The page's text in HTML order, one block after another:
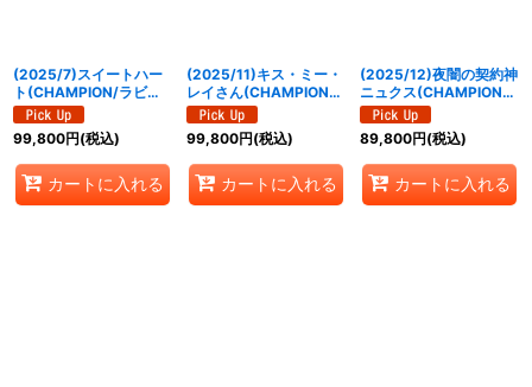
(2025/7)スイートハー
ト(CHAMPION/ラビ
ィ・ダーリンイラスト)
【C】{BSC33-RV001}
《黄》
99,800円(税込)
カートに入れる
(2025/11)キス・ミー・
レイさん(CHAMPION/
イラスト違い)【C】
{BSC43-075}《黄》
99,800円(税込)
カートに入れる
(2025/12)夜闇の契約神
ニュクス(CHAMPION/
バトスピチャンピオンシ
ップ25_26)【契約X】
{BS72-CX02}《紫》
89,800円(税込)
カートに入れる